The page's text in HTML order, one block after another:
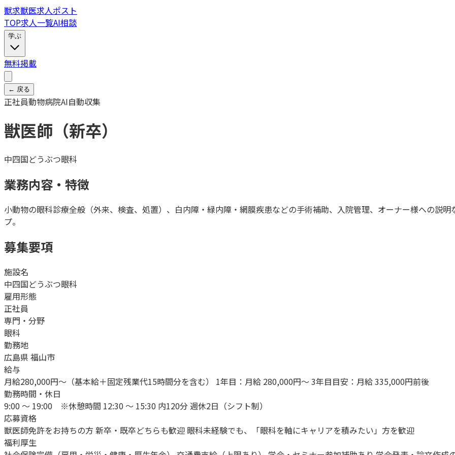
獣求獣医求人ポスト
TOP求人一覧AI相談
学ぶ
無料掲載
← 戻る
正社員動物病院AI自動収集
獣医師（新卒）
中四国どうぶつ眼科
業務内容・特徴
小動物の眼科診療全般（外来、検査、処置）、白内障・緑内障・網膜疾患などの手術補助、入院管理、オーナー様への説
プ。
募集要項
施設名
中四国どうぶつ眼科
雇用形態
正社員
専門・分野
眼科
勤務地
広島県 福山市
給与
月給280,000円〜（基本給＋固定残業代15時間分を含む） 1年目：月給 280,000円〜 3年目目安：月給 335,000円前後
勤務時間・休日
9:00 〜 19:00 ※休憩時間 12:30 ～ 15:30 内120分 週休2日（シフト制）
応募資格
獣医師免許をお持ちの方 新卒・既卒どちらも歓迎 眼科未経験でも、「眼科を軸にキャリアを積みたい」方を歓迎
福利厚生